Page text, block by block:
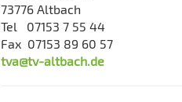
73776 Altbach
Tel 07153 7 55 44
Fax 07153 89 60 57
tva@tv-altbach.de